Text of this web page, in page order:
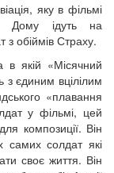
яку в фільмі
Дому ідуть на
з обіймів Страху.
в якій «Місячний
з єдиним вцілілим
«плавання
у фільмі, цей
композиції. Він
самих солдат які
своє життя. Він